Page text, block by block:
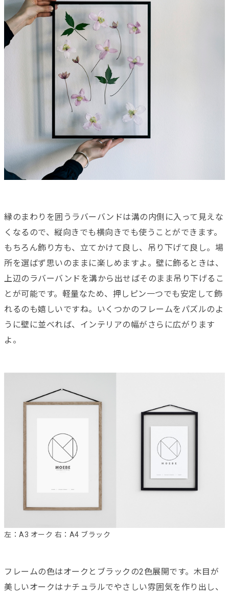
縁のまわりを囲うラバーバンドは溝の内側に入って見えな
くなるので、縦向きでも横向きでも使うことができます。
もちろん飾り方も、立てかけて良し、吊り下げて良し。場
所を選ばず思いのままに楽しめますよ。壁に飾るときは、
上辺のラバーバンドを溝から出せばそのまま吊り下げるこ
とが可能です。軽量なため、押しピン一つでも安定して飾
れるのも嬉しいですね。いくつかのフレームをパズルのよ
うに壁に並べれば、インテリアの幅がさらに広がります
よ。
左：A3 オーク 右：A4 ブラック
フレームの色はオークとブラックの2色展開です。木目が
美しいオークはナチュラルでやさしい雰囲気を作り出し、